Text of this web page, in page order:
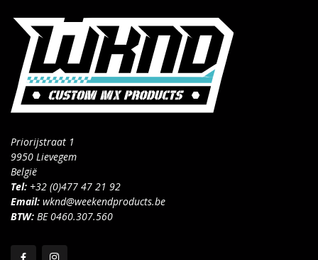
Priorijstraat 1
9950 Lievegem
België
Tel: +32 (0)477 47 21 92
Email: wknd@weekendproducts.be
BTW: BE 0460.307.560